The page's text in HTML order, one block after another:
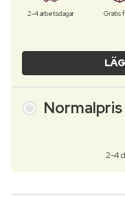
2-4 arbetsdagar Gratis
Normalpris
2-4